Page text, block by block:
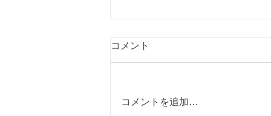
コメント
コメントを追加…